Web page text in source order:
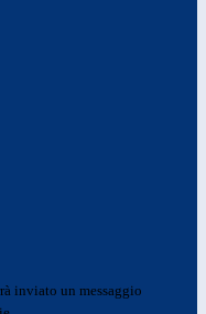
inviato un messaggio